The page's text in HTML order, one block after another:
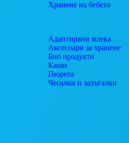
Хранене на бебето
Адаптирани млека
Аксесоари за хранене
Био продукти
Каши
Пюрета
Чесалки и залъгалки